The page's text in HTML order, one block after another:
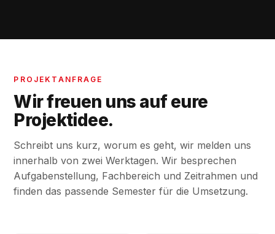
PROJEKTANFRAGE
Wir freuen uns auf eure
Projektidee.
Schreibt uns kurz, worum es geht, wir melden uns
innerhalb von zwei Werktagen. Wir besprechen
Aufgabenstellung, Fachbereich und Zeitrahmen und
finden das passende Semester für die Umsetzung.